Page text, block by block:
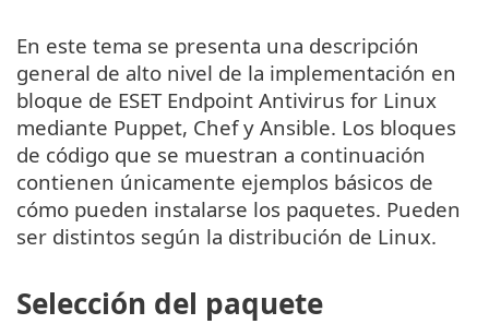
En este tema se presenta una descripción
general de alto nivel de la implementación en
bloque de ESET Endpoint Antivirus for Linux
mediante Puppet, Chef y Ansible. Los bloques
de código que se muestran a continuación
contienen únicamente ejemplos básicos de
cómo pueden instalarse los paquetes. Pueden
ser distintos según la distribución de Linux.
Selección del paquete